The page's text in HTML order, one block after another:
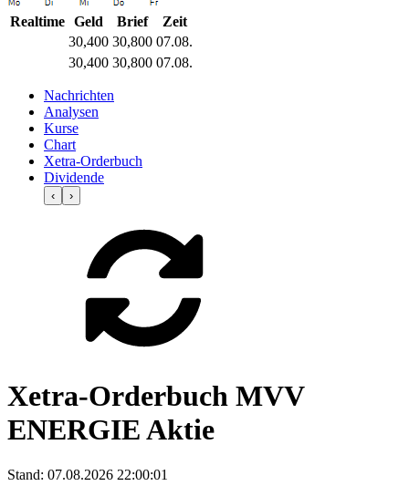
Realtime Geld Brief
Zeit
30,400 30,800 07.08.
30,400 30,800 07.08.
Nachrichten
Analysen
Kurse
Chart
Xetra-Orderbuch
Dividende
‹ ›
Xetra-Orderbuch MVV
ENERGIE Aktie
Stand: 07.08.2026 22:00:01